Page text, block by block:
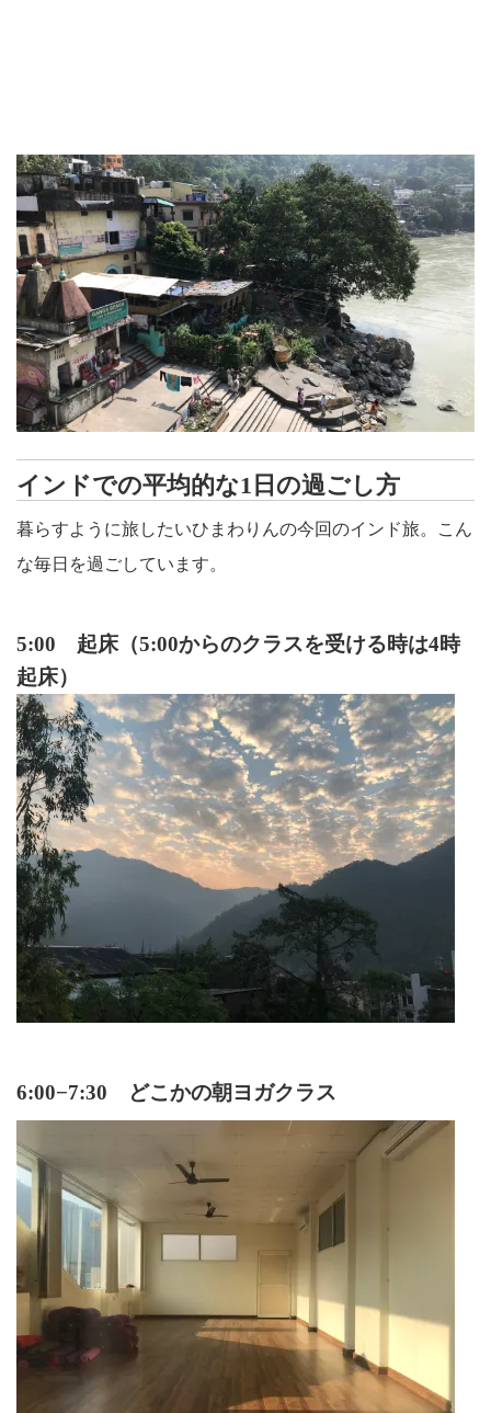
インドでの平均的な1日の過ごし方
暮らすように旅したいひまわりんの今回のインド旅。こん
な毎日を過ごしています。
5:00 起床（5:00からのクラスを受ける時は4時
起床）
6:00−7:30 どこかの朝ヨガクラス